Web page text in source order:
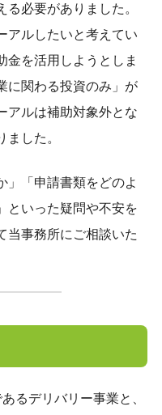
必要がありました。
アルしたいと考えてい
金を活用しようとしま
に関わる投資のみ」が
アルは補助対象外とな
した。
」「申請書類をどのよ
といった疑問や不安を
当事務所にご相談いた
るデリバリー事業と、